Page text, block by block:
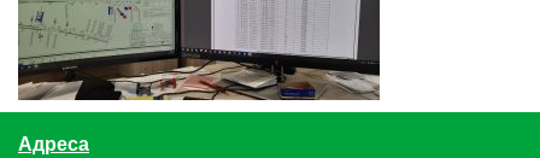
Адреса